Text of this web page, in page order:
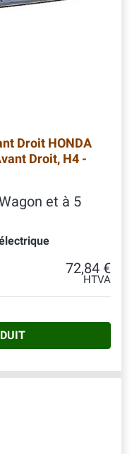
Droit HONDA
Droit, H4 -
et à 5
72,84 €
HTVA